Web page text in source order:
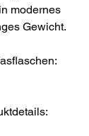
modernes
Gewicht.